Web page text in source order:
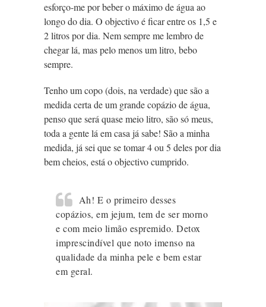
esforço-me por beber o máximo de água ao
longo do dia. O objectivo é ficar entre os 1,5 e
2 litros por dia. Nem sempre me lembro de
chegar lá, mas pelo menos um litro, bebo
sempre.
Tenho um copo (dois, na verdade) que são a
medida certa de um grande copázio de água,
penso que será quase meio litro, são só meus,
toda a gente lá em casa já sabe! São a minha
medida, já sei que se tomar 4 ou 5 deles por dia
bem cheios, está o objectivo cumprido.
Ah! E o primeiro desses
copázios, em jejum, tem de ser morno
e com meio limão espremido. Detox
imprescindível que noto imenso na
qualidade da minha pele e bem estar
em geral.